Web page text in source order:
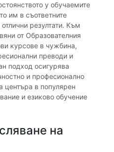
у обучаемите
им в съответните
резултати. Към
от Образователния
курсове в чужбина,
преводи и
подход осигурява
и професионално
центъра в популярен
и езиково обучение
на